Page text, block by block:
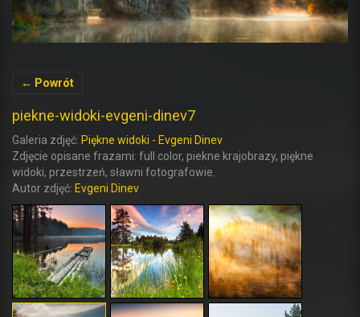
← Powrót
piekne-widoki-evgeni-dinev7
Galeria zdjęć: Piękne widoki - Evgeni Dinev
Zdjęcie opisane frazami: full color, piekne krajobrazy, piękne
widoki, przestrzeń, sławni fotografowie.
Autor zdjęć: Evgeni Dinev